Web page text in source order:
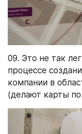
09. Это не так
процессе
компании в
(делают карты